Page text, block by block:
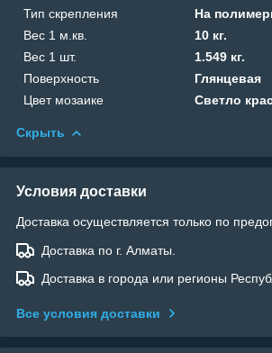
Тип скрепления
На
Вес 1 м.кв.
10 кг.
Вес 1 шт.
1.549 кг.
Поверхность
Глянцевая
Цвет мозаике
Светло
Скрыть
Условия доставки
Доставка осуществляется только по
Доставка по г. Алматы.
Доставка в города или регионы
Все условия доставки